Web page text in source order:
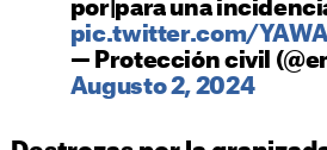
por|para una
pic.twitter.com/
— Protección civil
Augusto 2, 2024